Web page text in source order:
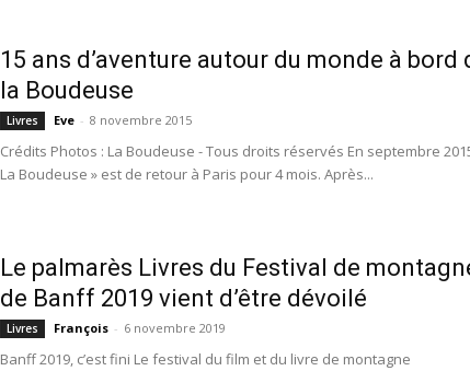
15 ans d’aventure autour du monde à bord
la Boudeuse
Livres Eve - 8 novembre 2015
Crédits Photos : La Boudeuse - Tous droits réservés En septembre
La Boudeuse » est de retour à Paris pour 4 mois. Après...
Le palmarès Livres du Festival de
de Banff 2019 vient d’être dévoilé
Livres François - 6 novembre 2019
Banff 2019, c’est fini Le festival du film et du livre de montagne